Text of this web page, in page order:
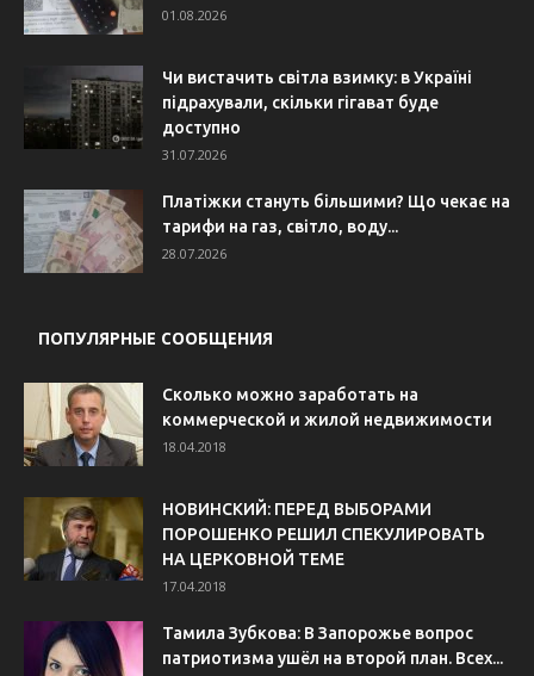
01.08.2026
Чи вистачить світла взимку: в Україні
підрахували, скільки гігават буде
доступно
31.07.2026
Платіжки стануть більшими? Що чекає на
тарифи на газ, світло, воду...
28.07.2026
ПОПУЛЯРНЫЕ СООБЩЕНИЯ
Сколько можно заработать на
коммерческой и жилой недвижимости
18.04.2018
НОВИНСКИЙ: ПЕРЕД ВЫБОРАМИ
ПОРОШЕНКО РЕШИЛ СПЕКУЛИРОВАТЬ
НА ЦЕРКОВНОЙ ТЕМЕ
17.04.2018
Тамила Зубкова: В Запорожье вопрос
патриотизма ушёл на второй план. Всех...